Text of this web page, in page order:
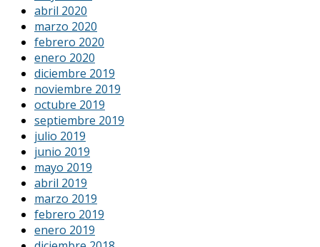
abril 2020
marzo 2020
febrero 2020
enero 2020
diciembre 2019
noviembre 2019
octubre 2019
septiembre 2019
julio 2019
junio 2019
mayo 2019
abril 2019
marzo 2019
febrero 2019
enero 2019